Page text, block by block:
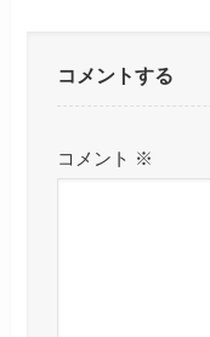
コメントする
コメント ※